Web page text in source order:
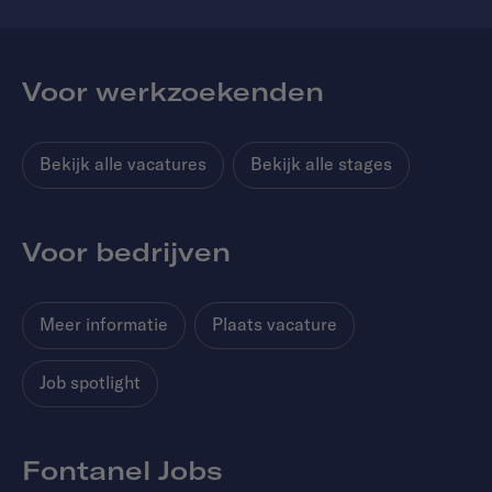
Voor werkzoekenden
Bekijk alle vacatures Bekijk alle stages
Voor bedrijven
Meer informatie Plaats vacature
Job spotlight
Fontanel Jobs